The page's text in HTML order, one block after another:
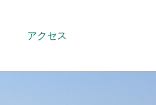
アクセス